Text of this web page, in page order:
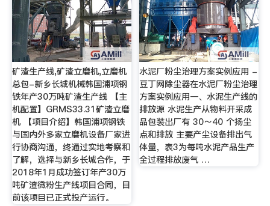
矿渣生产线,矿渣立磨机,立磨机
总包-新乡长城机械韩国浦项钢
铁年产30万吨矿渣生产线 【主
机配置】GRMS33.31矿渣立磨
机 【项目介绍】韩国浦项钢铁
与国内外多家立磨机设备厂家进
行协商沟通，终通过实地考察和
了解，选择与新乡长城合作，于
2018年1月成功签订年产30万
吨矿渣微粉生产线项目合同，目
前该项目已正式投产运行。
水泥厂粉尘治理方案实例应用 -
豆丁网除尘器在水泥厂粉尘治理
方案实例应用一、水泥生产线的
排放源 水泥生产从物料开采成
品包装出厂有 30～40 个扬尘
点和排放 主要产尘设备排出气
体量，表3为每吨水泥产品生产
全过程排放废气 …